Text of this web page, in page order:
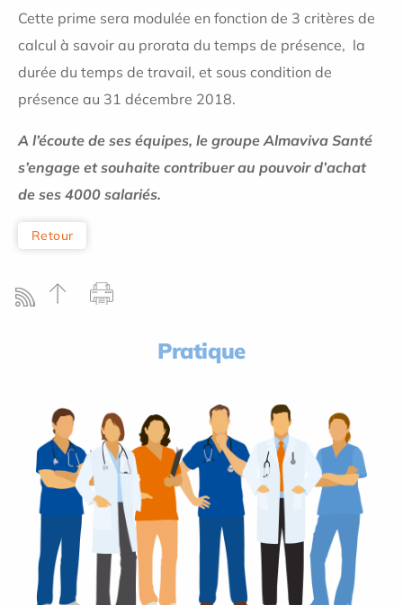
Cette prime sera modulée en fonction de 3 critères de
calcul à savoir au prorata du temps de présence, la
durée du temps de travail, et sous condition de
présence au 31 décembre 2018.
A l’écoute de ses équipes, le groupe Almaviva Santé
s’engage et souhaite contribuer au pouvoir d’achat
de ses 4000 salariés.
Retour
Pratique